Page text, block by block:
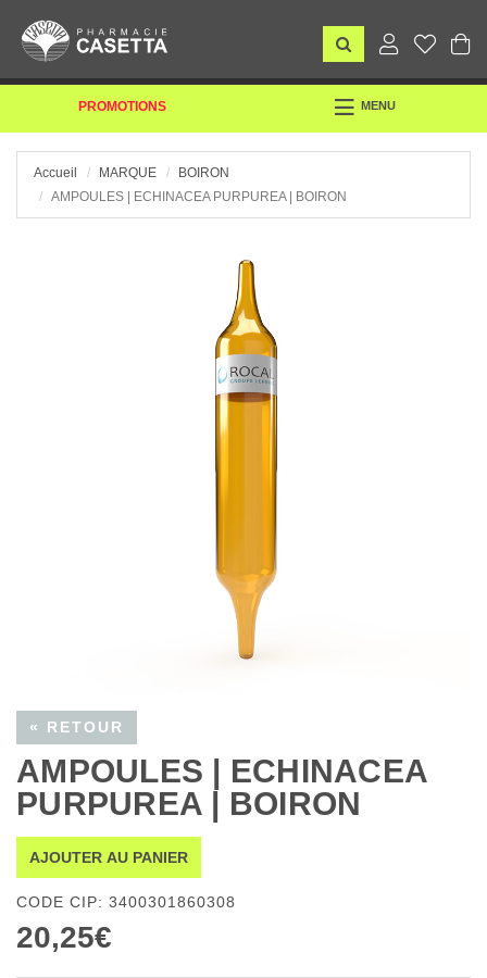
PROMOTIONS
TOGGLE
MENU
Accueil MARQUE
BOIRON
AMPOULES | ECHINACEA PURPUREA | BOIRON
« RETOUR
AMPOULES | ECHINACEA
PURPUREA | BOIRON
AJOUTER AU PANIER
CODE CIP: 3400301860308
20,25€